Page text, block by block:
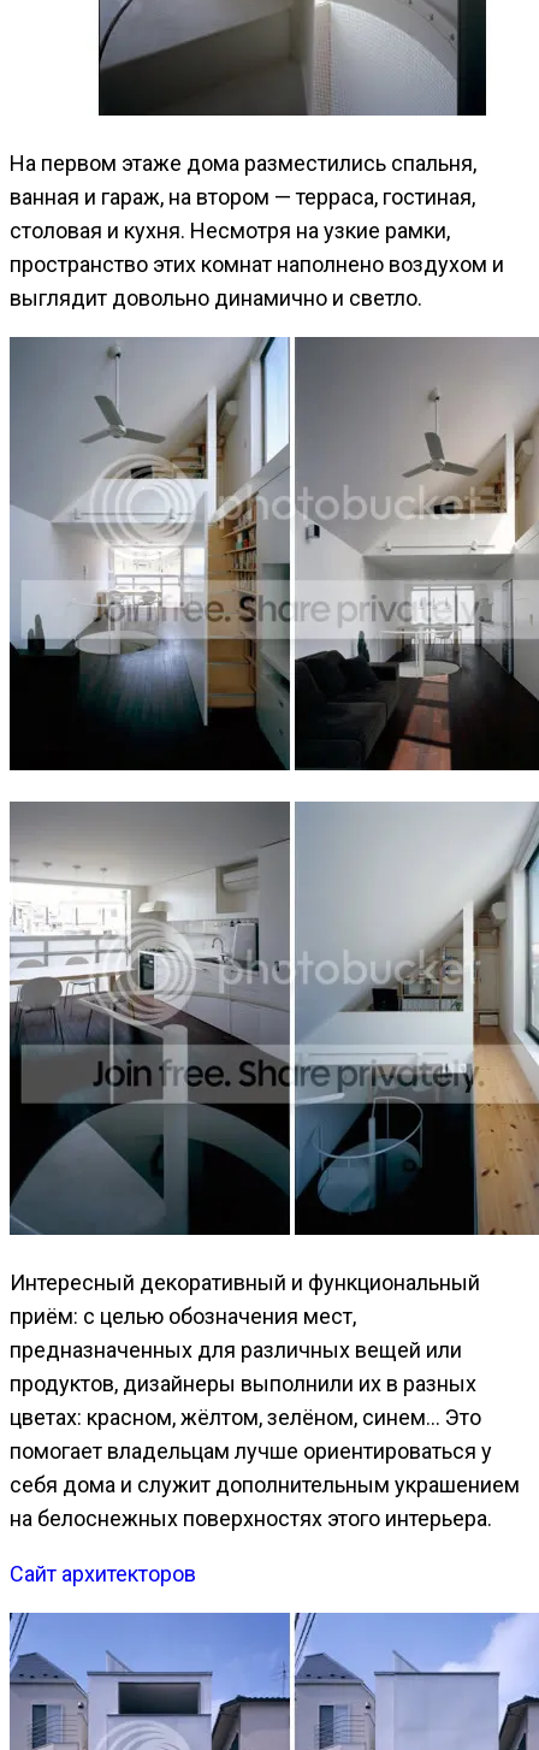
На первом этаже дома разместились спальня,
ванная и гараж, на втором — терраса, гостиная,
столовая и кухня. Несмотря на узкие рамки,
пространство этих комнат наполнено воздухом и
выглядит довольно динамично и светло.
Интересный декоративный и функциональный
приём: с целью обозначения мест,
предназначенных для различных вещей или
продуктов, дизайнеры выполнили их в разных
цветах: красном, жёлтом, зелёном, синем… Это
помогает владельцам лучше ориентироваться у
себя дома и служит дополнительным украшением
на белоснежных поверхностях этого интерьера.
Сайт архитекторов